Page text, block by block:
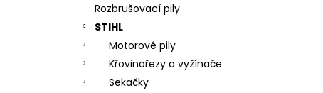
Rozbrušovací pily
STIHL
Motorové pily
Křovinořezy a vyžínače
Sekačky